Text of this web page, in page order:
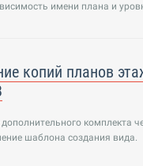
имени плана и
копий планов
комплекта
шаблона создания вида.